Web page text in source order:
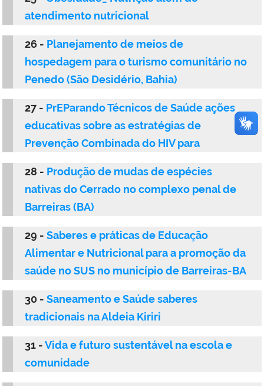
atendimento nutricional
26 - Planejamento de meios de
hospedagem para o turismo comunitário no
Penedo (São Desidério, Bahia)
27 - PrEParando Técnicos de Saúde ações
educativas sobre as estratégias de
Prevenção Combinada do HIV para
28 - Produção de mudas de espécies
nativas do Cerrado no complexo penal de
Barreiras (BA)
29 - Saberes e práticas de Educação
Alimentar e Nutricional para a promoção da
saúde no SUS no município de Barreiras-BA
30 - Saneamento e Saúde saberes
tradicionais na Aldeia Kiriri
31 -Vida e futuro sustentável na escola e
comunidade